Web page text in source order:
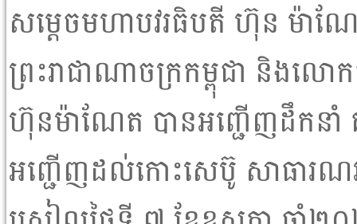
សម្តេចមហាបវរធិបតី ហ៊ុន ម៉ាណែ
ព្រះរាជាណាចក្រកម្ពុជា និងលោ
ហ៊ុនម៉ាណែត បានអញ្ជើញដឹកនាំ
អញ្ជើញដល់កោះសេប៊ូ សាធារ